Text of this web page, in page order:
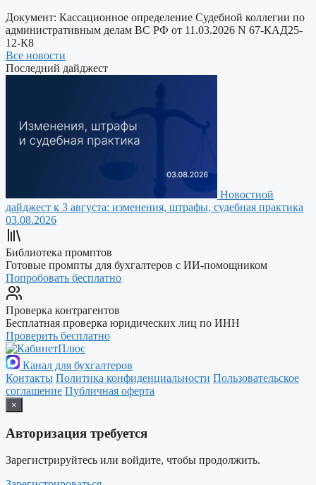
Документ: Кассационное определение Судебной коллегии по
административным делам ВС РФ от 11.03.2026 N 67-КАД25-
12-К8
Все новости
Последний дайджест
Новостной
дайджест к 3 августа: изменения, штрафы, судебная практика
03.08.2026
Библиотека промптов
Готовые промпты для бухгалтеров с ИИ-помощником
Попробовать бесплатно
Проверка контрагентов
Бесплатная проверка юридических лиц по ИНН
Проверить бесплатно
Канал для бухгалтеров
Контакты Политика конфиденциальности Пользовательское
соглашение Публичная оферта
×
Авторизация требуется
Зарегистрируйтесь или войдите, чтобы продолжить.